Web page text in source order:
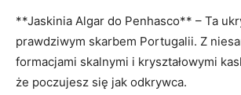
**Jaskinia Algar do ​Penhasco** – Ta
prawdziwym skarbem Portugalii. Z
formacjami skalnymi i kryształowymi
że poczujesz się jak odkrywca.